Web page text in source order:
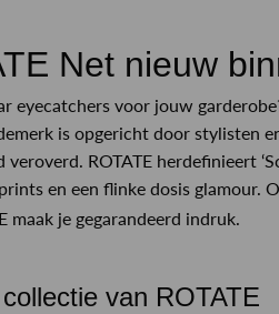
Net nieuw
eyecatchers voor jouw
is opgericht door stylisten
veroverd. ROTATE herdefinieert
en een flinke dosis glamour.
maak je gegarandeerd indruk.
van ROTATE